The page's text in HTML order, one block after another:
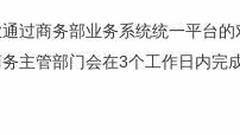
过商务部业务系统统一平台
主管部门会在3个工作日内完